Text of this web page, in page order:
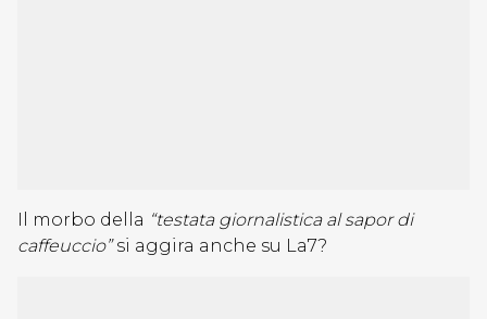
Il morbo della “testata giornalistica al sapor di
caffeuccio”si aggira anche su La7?